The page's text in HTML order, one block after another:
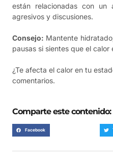
están relacionadas con un
agresivos y discusiones.
Consejo: Mantente
pausas si sientes que el
¿Te afecta el calor en tu
comentarios.
Comparte este contenido:
Facebook